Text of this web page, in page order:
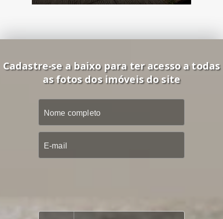
Cadastre-se a baixo para ter acesso a todas
as fotos dos imóveis do site